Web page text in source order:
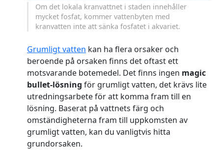
Om det lokala kranvattnet i staden innehåller
mycket fosfat, kommer vattenbyten med
kranvatten inte att sänka fosfatet i akvariet.
Grumligt vatten kan ha flera orsaker och
beroende på orsaken finns det oftast ett
motsvarande botemedel. Det finns ingen magic
bullet-lösning för grumligt vatten, det krävs lite
utredningsarbete för att komma fram till en
lösning. Baserat på vattnets färg och
omständigheterna fram till uppkomsten av
grumligt vatten, kan du vanligtvis hitta
grundorsaken.